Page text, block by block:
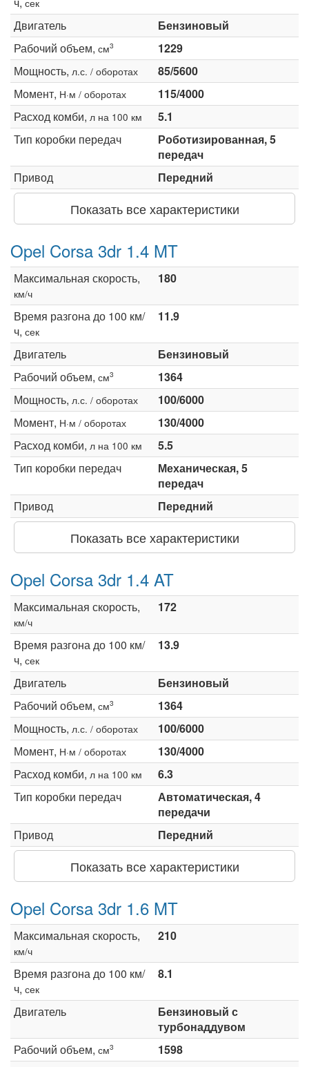
Двигатель
Бензиновый
Рабочий объем, см3
1229
Мощность, л.с. / оборотах
85/5600
Момент, Н·м / оборотах
115/4000
Расход комби, л на 100 км
5.1
Тип коробки передач
Роботизированная, 5
передач
Привод
Передний
Показать все характеристики
Opel Corsa 3dr 1.4 MT
Максимальная скорость,
км/ч
180
Время разгона до 100 км/
ч, сек
11.9
Двигатель
Бензиновый
Рабочий объем, см3
1364
Мощность, л.с. / оборотах
100/6000
Момент, Н·м / оборотах
130/4000
Расход комби, л на 100 км
5.5
Тип коробки передач
Механическая, 5
передач
Привод
Передний
Показать все характеристики
Opel Corsa 3dr 1.4 AT
Максимальная скорость,
км/ч
172
Время разгона до 100 км/
ч, сек
13.9
Двигатель
Бензиновый
Рабочий объем, см3
1364
Мощность, л.с. / оборотах
100/6000
Момент, Н·м / оборотах
130/4000
Расход комби, л на 100 км
6.3
Тип коробки передач
Автоматическая, 4
передачи
Привод
Передний
Показать все характеристики
Opel Corsa 3dr 1.6 MT
Максимальная скорость,
км/ч
210
Время разгона до 100 км/
ч, сек
8.1
Двигатель
Бензиновый с
турбонаддувом
Рабочий объем, см3
1598